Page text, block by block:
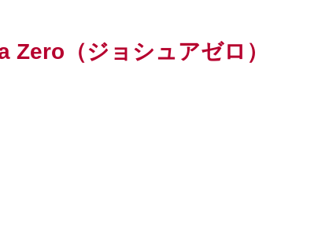
Zero（ジョシュアゼロ）